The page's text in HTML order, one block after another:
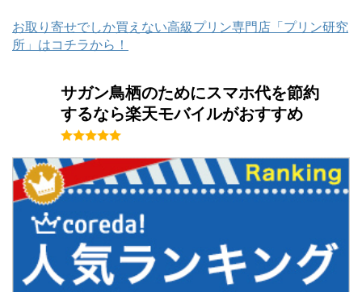
お取り寄せでしか買えない高級プリン専門店「プリン研究
所」はコチラから！
サガン鳥栖のためにスマホ代を節約
するなら楽天モバイルがおすすめ